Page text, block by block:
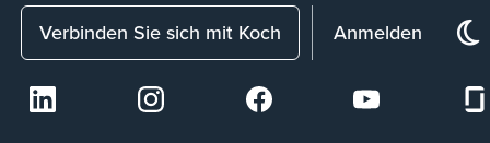
Verbinden Sie sich mit Koch Anmelden